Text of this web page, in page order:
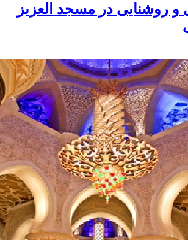
در مسجد العزیز